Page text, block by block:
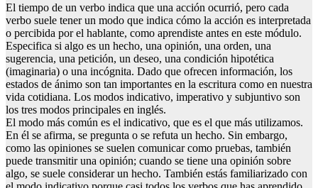
El tiempo de un verbo indica que una acción ocurrió, pero cada
verbo suele tener un modo que indica cómo la acción es interpretada
o percibida por el hablante, como aprendiste antes en este módulo.
Especifica si algo es un hecho, una opinión, una orden, una
sugerencia, una petición, un deseo, una condición hipotética
(imaginaria) o una incógnita. Dado que ofrecen información, los
estados de ánimo son tan importantes en la escritura como en nuestra
vida cotidiana. Los modos indicativo, imperativo y subjuntivo son
los tres modos principales en inglés.
El modo más común es el indicativo, que es el que más utilizamos.
En él se afirma, se pregunta o se refuta un hecho. Sin embargo,
como las opiniones se suelen comunicar como pruebas, también
puede transmitir una opinión; cuando se tiene una opinión sobre
algo, se suele considerar un hecho. También estás familiarizado con